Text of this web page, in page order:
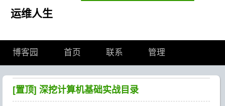
运维人生
博客园 首页 联系 管理
[置顶] 深挖计算机基础实战目录